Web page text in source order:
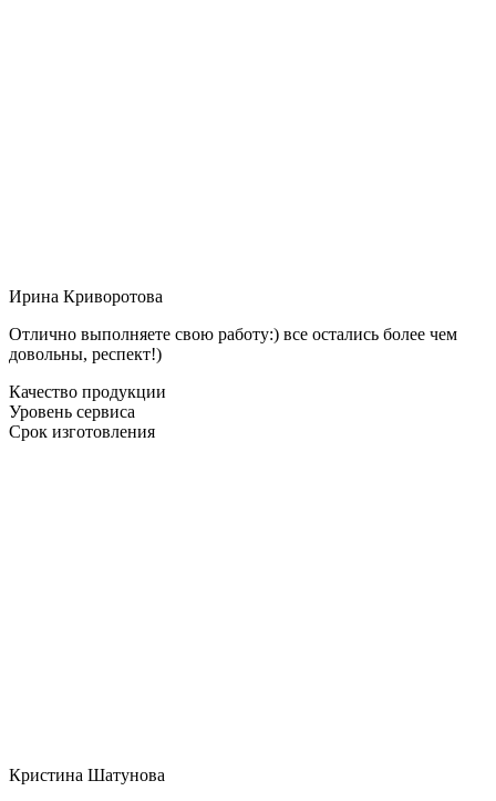
Ирина Криворотова
Отлично выполняете свою работу:) все остались более чем
довольны, респект!)
Качество продукции
Уровень сервиса
Срок изготовления
Кристина Шатунова